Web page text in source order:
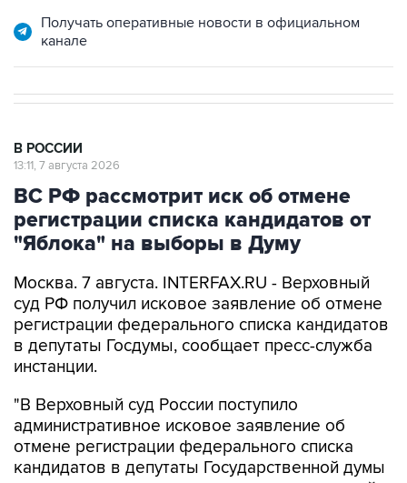
ВС РФ рассмотрит иск об отмене
регистрации списка кандидатов от
"Яблока" на выборы в Думу
Москва. 7 августа. INTERFAX.RU - Верховный
регистрации федерального списка кандидатов
в депутаты Госдумы, сообщает пресс-служба
инстанции.
"В Верховный суд России поступило
отмене регистрации федерального списка
кандидатов в депутаты Государственной думы
девятого созыва, выдвинутого политической
партией "Яблоко"", - заявили в суде.